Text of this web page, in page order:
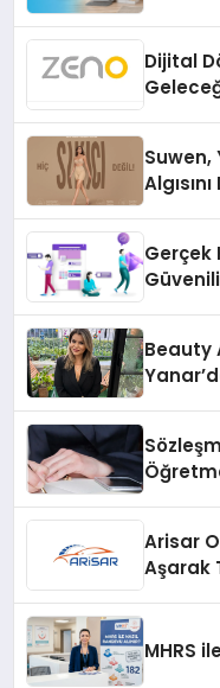
Dijital
Suwen,
Gerçek
Beauty
Arisar
Aşarak
MHRS